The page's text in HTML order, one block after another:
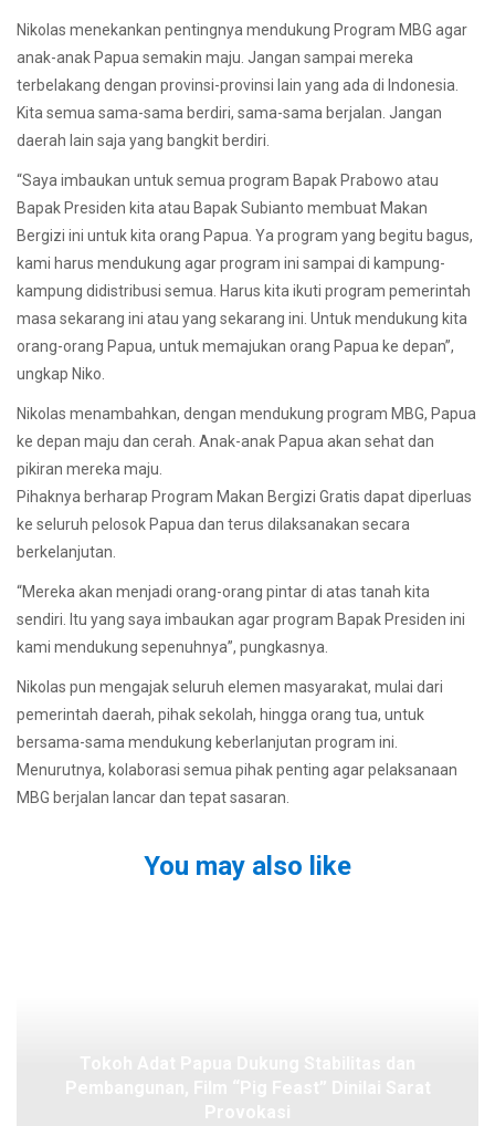
Nikolas menekankan pentingnya mendukung Program MBG agar
anak-anak Papua semakin maju. Jangan sampai mereka
terbelakang dengan provinsi-provinsi lain yang ada di Indonesia.
Kita semua sama-sama berdiri, sama-sama berjalan. Jangan
daerah lain saja yang bangkit berdiri.
“Saya imbaukan untuk semua program Bapak Prabowo atau
Bapak Presiden kita atau Bapak Subianto membuat Makan
Bergizi ini untuk kita orang Papua. Ya program yang begitu bagus,
kami harus mendukung agar program ini sampai di kampung-
kampung didistribusi semua. Harus kita ikuti program pemerintah
masa sekarang ini atau yang sekarang ini. Untuk mendukung kita
orang-orang Papua, untuk memajukan orang Papua ke depan”,
ungkap Niko.
Nikolas menambahkan, dengan mendukung program MBG, Papua
ke depan maju dan cerah. Anak-anak Papua akan sehat dan
pikiran mereka maju.
Pihaknya berharap Program Makan Bergizi Gratis dapat diperluas
ke seluruh pelosok Papua dan terus dilaksanakan secara
berkelanjutan.
“Mereka akan menjadi orang-orang pintar di atas tanah kita
sendiri. Itu yang saya imbaukan agar program Bapak Presiden ini
kami mendukung sepenuhnya”, pungkasnya.
Nikolas pun mengajak seluruh elemen masyarakat, mulai dari
pemerintah daerah, pihak sekolah, hingga orang tua, untuk
bersama-sama mendukung keberlanjutan program ini.
Menurutnya, kolaborasi semua pihak penting agar pelaksanaan
MBG berjalan lancar dan tepat sasaran.
You may also like